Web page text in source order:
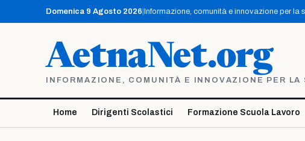
contenuto
Domenica 9 Agosto 2026 Informazione, comunità e innovazione per
AetnaNet.org
INFORMAZIONE, COMUNITÀ E INNOVAZIONE PER
Home Dirigenti Scolastici Formazione Scuola Lavoro